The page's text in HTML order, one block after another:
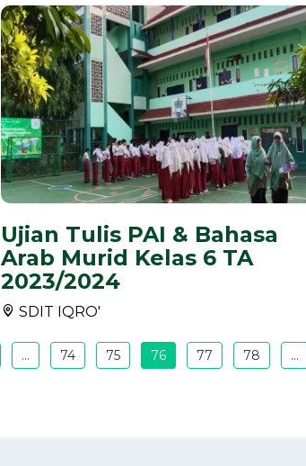
Ujian Tulis PAI & Bahasa
Arab Murid Kelas 6 TA
2023/2024
SDIT IQRO'
... 74 75 76 77 78 ...